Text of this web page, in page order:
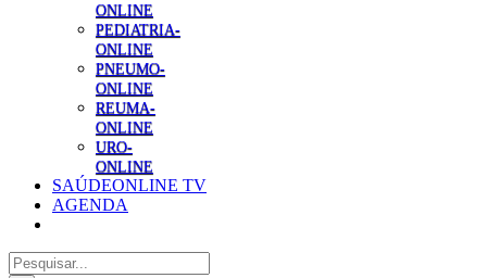
ONLINE
PEDIATRIA-
ONLINE
PNEUMO-
ONLINE
REUMA-
ONLINE
URO-
ONLINE
SAÚDEONLINE TV
AGENDA
Pesquisar